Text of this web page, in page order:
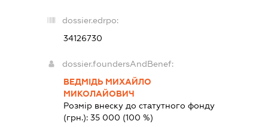
dossier.edrpo:
34126730
dossier.foundersAndBenef:
ВЕДМІДЬ МИХАЙЛО
МИКОЛАЙОВИЧ
Розмір внеску до статутного фонду
(грн.): 35 000 (100 %)